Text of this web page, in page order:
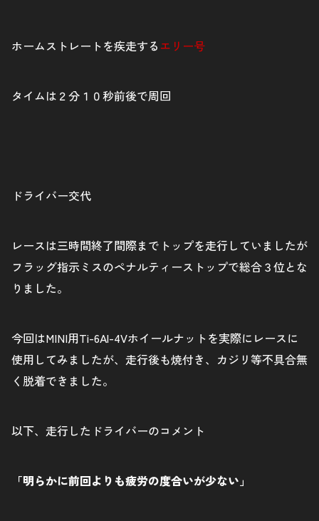
ホームストレートを疾走するエリー号
タイムは２分１０秒前後で周回
ドライバー交代
レースは三時間終了間際までトップを走行していましたが
フラッグ指示ミスのペナルティーストップで総合３位とな
りました。
今回はMINI用Ti-6Al-4Vホイールナットを実際にレースに
使用してみましたが、走行後も焼付き、カジリ等不具合無
く脱着できました。
以下、走行したドライバーのコメント
「明らかに前回よりも疲労の度合いが少ない」